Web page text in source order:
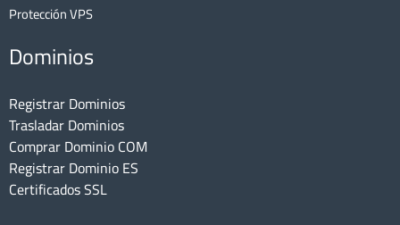
Protección VPS
Dominios
Registrar Dominios
Trasladar Dominios
Comprar Dominio COM
Registrar Dominio ES
Certificados SSL